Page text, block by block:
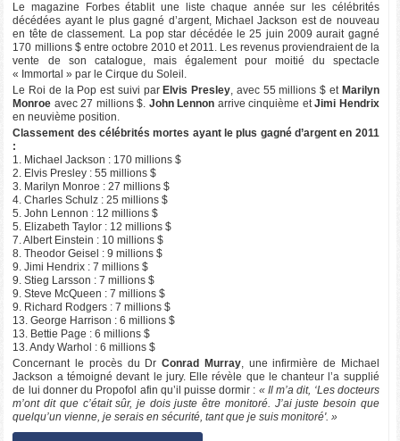
Le magazine Forbes établit une liste chaque année sur les célébrités
décédées ayant le plus gagné d’argent, Michael Jackson est de nouveau
en tête de classement. La pop star décédée le 25 juin 2009 aurait gagné
170 millions $ entre octobre 2010 et 2011. Les revenus proviendraient de la
vente de son catalogue, mais également pour moitié du spectacle
« Immortal » par le Cirque du Soleil.
Le Roi de la Pop est suivi parElvis Presley, avec 55 millions $ et Marilyn
Monroe avec 27 millions $. John Lennon arrive cinquième etJimi Hendrix
en neuvième position.
Classement des célébrités mortes ayant le plus gagné d’argent en 2011
:
1. Michael Jackson : 170 millions $
2. Elvis Presley : 55 millions $
3. Marilyn Monroe : 27 millions $
4. Charles Schulz : 25 millions $
5. John Lennon : 12 millions $
5. Elizabeth Taylor : 12 millions $
7. Albert Einstein : 10 millions $
8. Theodor Geisel : 9 millions $
9. Jimi Hendrix : 7 millions $
9. Stieg Larsson : 7 millions $
9. Steve McQueen : 7 millions $
9. Richard Rodgers : 7 millions $
13. George Harrison : 6 millions $
13. Bettie Page : 6 millions $
13. Andy Warhol : 6 millions $
Concernant le procès du DrConrad Murray, une infirmière de Michael
Jackson a témoigné devant le jury. Elle révèle que le chanteur l’a supplié
de lui donner du Propofol afin qu’il puisse dormir : « Il m’a dit, ‘Les docteurs
m’ont dit que c’était sûr, je dois juste être monitoré. J’ai juste besoin que
quelqu’un vienne, je serais en sécurité, tant que je suis monitoré'. »